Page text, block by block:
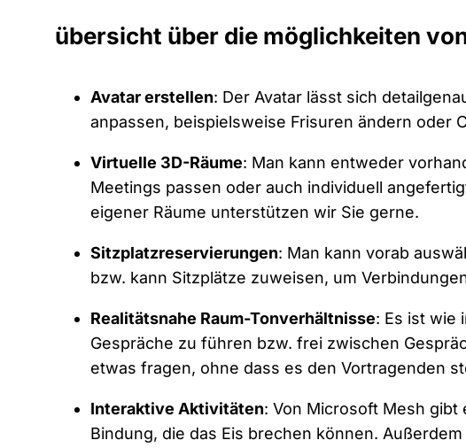
übersicht über die möglichkeiten
Avatar erstellen: Der Avatar lässt sich
anpassen, beispielsweise Frisuren ändern oder
Virtuelle 3D-Räume: Man kann entweder
Meetings passen oder auch individuell
eigener Räume unterstützen wir Sie gerne.
Sitzplatzreservierungen: Man kann vorab
bzw. kann Sitzplätze zuweisen, um
Realitätsnahe Raum-Tonverhältnisse: Es ist wie
Gespräche zu führen bzw. frei zwischen
etwas fragen, ohne dass es den Vortragenden
Interaktive Aktivitäten: Von Microsoft Mesh
Bindung, die das Eis brechen können.